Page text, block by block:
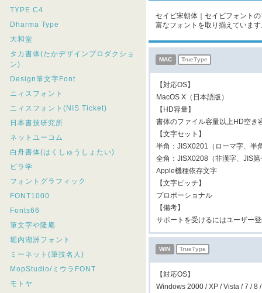
TYPE C4
Dharma Type
大和堂
タカ書体(たかデザインプロダクショ
ン)
Design筆文字Font
ニィスフォント
ニィスフォント(NIS Ticket)
日本書技研究所
ネットユーコム
白舟書体(はくしゅうしょたい)
ビラ学
フォントグラフィック
FONT1000
Fonts66
筆文字や隆庵
堀内湖洲フォント
ミーネット(筆技名人)
MopStudio/ミウラFONT
モトヤ
セイビ宋朝体｜セイビフォント
富なフォントを取り揃えていま
MAC TrueType
【対応OS】
MacOS X（日本語版）
【HD容量】
書体のファイル容量以上HD空き
【文字セット】
半角：JISX0201（ローマ字、半
全角：JISX0208（非漢字、JIS
Apple機種依存文字
【文字ピッチ】
プロポーショナル
【備考】
サポートを受けるにはユーザー
WIN TrueType
【対応OS】
Windows 2000 / XP / Vista / 7 / 8